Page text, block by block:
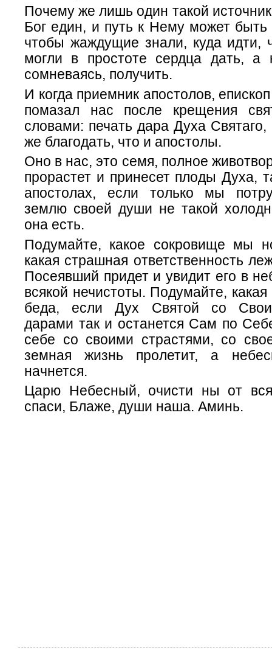
Почему же лишь один такой
Бог един, и путь к Нему может
чтобы жаждущие знали, куда
могли в простоте сердца дать,
сомневаясь, получить.
И когда приемник апостолов,
помазал нас после крещения
словами: печать дара Духа
же благодать, что и апостолы.
Оно в нас, это семя, полное
прорастет и принесет плоды Духа,
апостолах, если только мы
землю своей души не такой
она есть.
Подумайте, какое сокровище мы
какая страшная ответственность
Посеявший придет и увидит его в
всякой нечистоты. Подумайте,
беда, если Дух Святой со
дарами так и останется Сам по
себе со своими страстями, со
земная жизнь пролетит, а
начнется.
Царю Небесный, очисти ны от
спаси, Блаже, души наша. Аминь.